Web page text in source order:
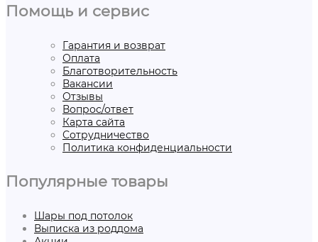
Помощь и сервис
Гарантия и возврат
Оплата
Благотворительность
Вакансии
Отзывы
Вопрос/ответ
Карта сайта
Сотрудничество
Политика конфиденциальности
Популярные товары
Шары под потолок
Выписка из роддома